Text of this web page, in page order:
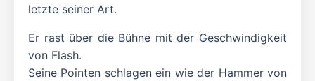
letzte seiner Art.
Er rast über die Bühne mit der Geschwindigkeit
von Flash.
Seine Pointen schlagen ein wie der Hammer von